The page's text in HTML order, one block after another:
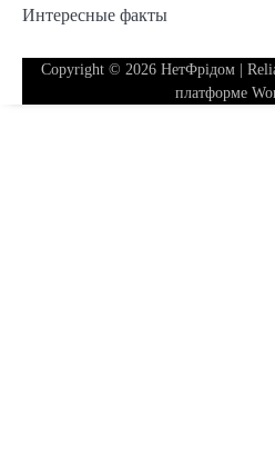
Интересные факты
Copyright © 2026 НетФрідом|
платформе